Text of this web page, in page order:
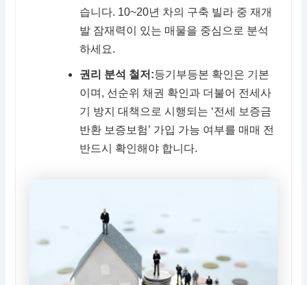
습니다. 10~20년 차의 구축 빌라 중 재개
발 잠재력이 있는 매물을 중심으로 분석
하세요.
권리 분석 철저:등기부등본 확인은 기본
이며, 선순위 채권 확인과 더불어 전세사
기 방지 대책으로 시행되는 ‘전세 보증금
반환 보증보험’ 가입 가능 여부를 매매 전
반드시 확인해야 합니다.